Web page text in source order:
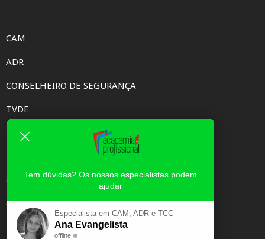
CAM
ADR
CONSELHEIRO DE SEGURANÇA
TVDE
TAXI
TCC
CAPACIDADE PROFISSIONAL
CURSOS E-LEARNING
EXAME PSICOTÉCNICO
Tem dúvidas? Os nossos especialistas podem
ajudar
Especialista em CAM, ADR e TCC
Ana Evangelista
offline